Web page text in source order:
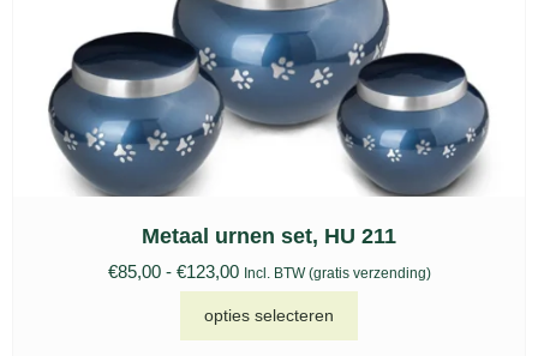
Metaal urnen set, HU 211
€85,00 - €123,00 Incl. BTW (gratis verzending)
opties selecteren